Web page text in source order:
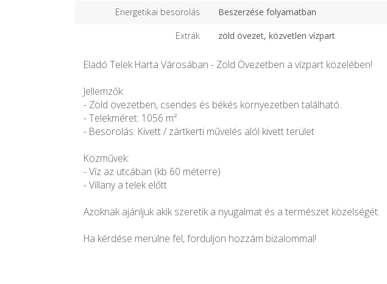
Energetikai besorolás Beszerzése folyamatban
Extrák zöld övezet, közvetlen vízpart
Eladó Telek Harta Városában - Zöld Övezetben a vízpart közelében!
Jellemzők:
- Zöld övezetben, csendes és békés környezetben található.
- Telekméret: 1056 m²
- Besorolás: Kivett / zártkerti művelés alól kivett terület
Közművek:
- Víz az utcában (kb 60 méterre)
- Villany a telek előtt
Azoknak ajánljuk akik szeretik a nyugalmat és a természet közelségét.
Ha kérdése merülne fel, forduljon hozzám bizalommal!